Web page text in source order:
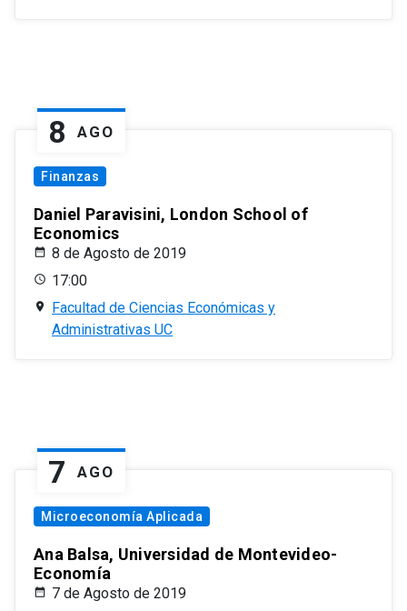
8 AGO
Finanzas
Daniel Paravisini, London School of
Economics
8 de Agosto de 2019
17:00
Facultad de Ciencias Económicas y
Administrativas UC
7 AGO
Microeconomía Aplicada
Ana Balsa, Universidad de Montevideo-
Economía
7 de Agosto de 2019